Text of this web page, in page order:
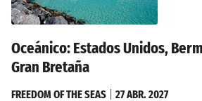
Oceánico: Estados Unidos,
Gran Bretaña
FREEDOM OF THE SEAS
27 ABR. 2027